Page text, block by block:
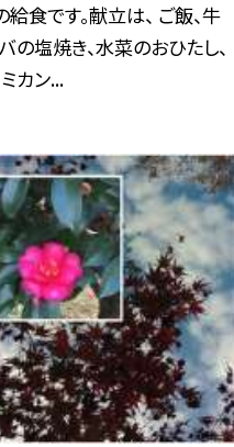
食です。献立は、 ご飯、牛
の塩焼き、水菜のおひたし、
カン...